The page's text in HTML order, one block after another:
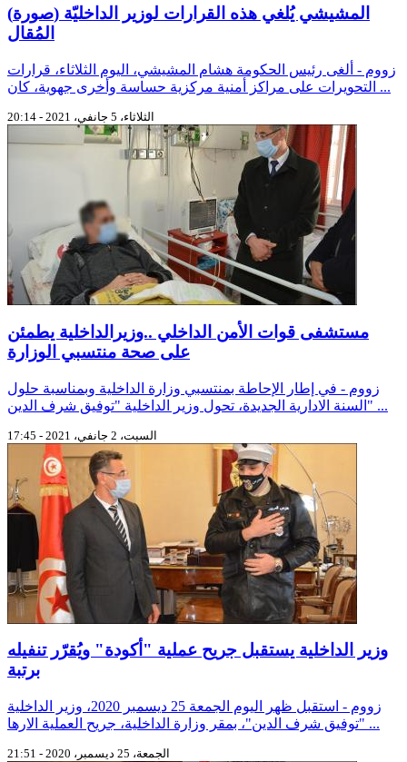
(صورة) المشيشي يُلغي هذه القرارات لوزير الداخليّة
المُقال
زووم - ألغى رئيس الحكومة هشام المشيشي، اليوم الثلاثاء، قرارات
التحويرات على مراكز أمنية مركزية حساسة وأخرى جهوية، كان ...
الثلاثاء، 5 جانفي، 2021 - 20:14
مستشفى قوات الأمن الداخلي ..وزيرالداخلية يطمئن
على صحة منتسبي الوزارة
زووم - في إطار الإحاطة بمنتسبي وزارة الداخلية وبمناسبة حلول
السنة الادارية الجديدة، تحول وزير الداخلية "توفيق شرف الدين" ...
السبت، 2 جانفي، 2021 - 17:45
وزير الداخلية يستقبل جريح عملية "أكودة" ويُقرّر تنفيله
برتبة
زووم - استقبل ظهر اليوم الجمعة 25 ديسمبر 2020، وزير الداخلية
"توفيق شرف الدين"، بمقر وزارة الداخلية، جريح العملية الارها ...
الجمعة، 25 ديسمبر، 2020 - 21:51